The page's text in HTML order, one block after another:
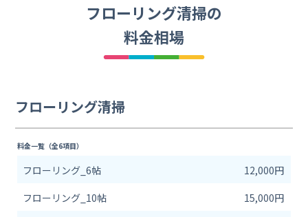
フローリング清掃の
料金相場
フローリング清掃
料金一覧（全6項目）
フローリング_6帖
12,000円
フローリング_10帖
15,000円